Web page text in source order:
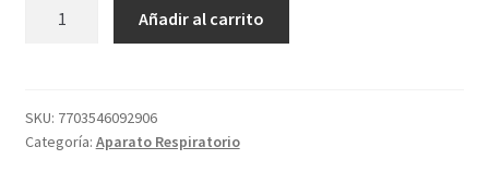
Añadir al carrito
SKU: 7703546092906
Categoría: Aparato Respiratorio